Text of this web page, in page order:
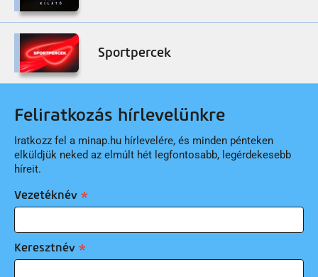
Sportpercek
Feliratkozás hírlevelünkre
Iratkozz fel a minap.hu hírlevelére, és minden pénteken
elküldjük neked az elmúlt hét legfontosabb, legérdekesebb
híreit.
Vezetéknév
Keresztnév